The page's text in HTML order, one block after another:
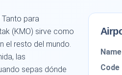
Tanto para
(KMO) sirve como
el resto del mundo.
las
sepas dónde
Name
Code